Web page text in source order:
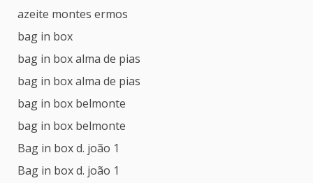
azeite montes ermos
bag in box
bag in box alma de pias
bag in box alma de pias
bag in box belmonte
bag in box belmonte
Bag in box d. joão 1
Bag in box d. joão 1